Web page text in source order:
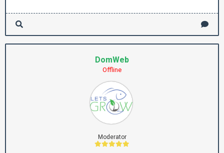
DomWeb
Offline
Moderator